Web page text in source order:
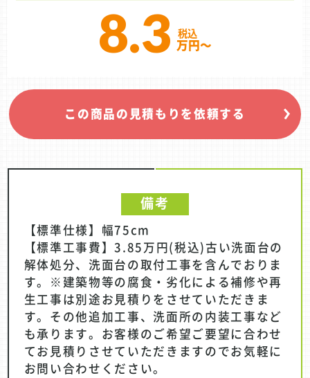
8.3 万円～
この商品の見積もりを依頼する
備考
【標準仕様】幅75cm
【標準工事費】3.85万円(税込)古い洗面台の
解体処分、洗面台の取付工事を含んでおりま
す。※建築物等の腐食・劣化による補修や再
生工事は別途お見積りをさせていただきま
す。その他追加工事、洗面所の内装工事など
も承ります。お客様のご希望ご要望に合わせ
てお見積りさせていただきますのでお気軽に
お問い合わせください。